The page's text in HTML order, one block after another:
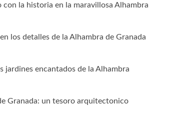
con la historia en la maravillosa Alhambra
los detalles de la Alhambra de Granada
jardines encantados de la Alhambra
Granada: un tesoro arquitectonico